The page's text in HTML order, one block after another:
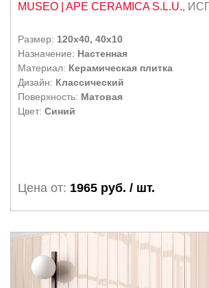
MUSEO | APE CERAMICA S.L.U.,
Размер: 120x40, 40x10
Назначение: Настенная
Материал: Керамическая плитка
Дизайн: Классический
Поверхность: Матовая
Цвет: Синий
Цена от: 1965 руб. / шт.